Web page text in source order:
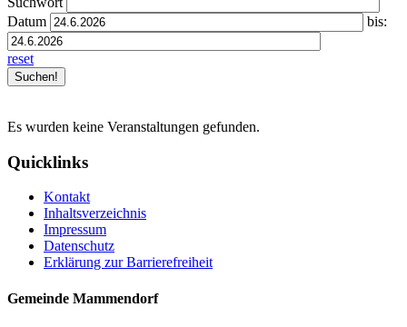
Datum
bis:
reset
Es wurden keine Veranstaltungen gefunden.
Quicklinks
Kontakt
Inhaltsverzeichnis
Impressum
Datenschutz
Erklärung zur Barrierefreiheit
Gemeinde Mammendorf